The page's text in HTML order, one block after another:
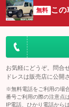
サイドカメラ
：装備なし
エアサスペンショ
無料 この
お気軽にどうぞ。問合
ドレスは販売店に公開
※無料電話をご利用の場
番号ご利用の際の注意点
IP電話、ひかり電話から